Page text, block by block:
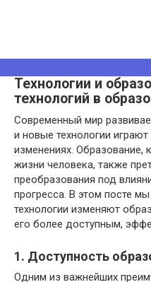
Технологии и
технологий в
Современный мир
и новые технологии
изменениях. Образование,
жизни человека, также
преобразования под
прогресса. В этом посте
технологии изменяют
его более доступным,
1. Доступность
Одним из важнейших